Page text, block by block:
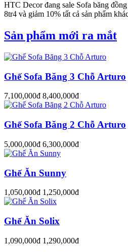
HTC Decor đang sale Sofa băng
8tr4 và giảm 10% tất cả sản phẩm
Sản phẩm mới ra mắt
Ghế Sofa Băng 3 Chỗ Arturo
7,100,000đ 8,400,000đ
Ghế Sofa Băng 2 Chỗ Arturo
5,000,000đ 6,300,000đ
Ghế Ăn Sunny
1,050,000đ 1,250,000đ
Ghế Ăn Solix
1,090,000đ 1,290,000đ